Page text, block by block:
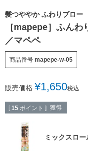
髪つややか ふわりブロー
［mapepe］ふん
／マペペ
商品番号 mapepe-w-05
販売価格 ¥1,650税込
[ 15 ポイント ] 獲得
ミックスロ